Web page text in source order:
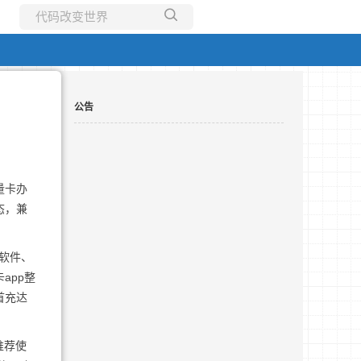
卡办
，兼
件、
app整
充达
荐使
公告